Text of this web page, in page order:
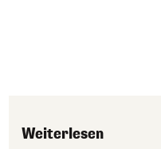
Weiterlesen